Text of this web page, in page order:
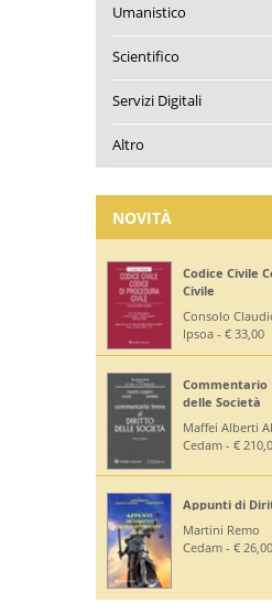
Umanistico
Scientifico
Servizi Digitali
Altro
NOVITÀ
Codice Civile
Civile
Consolo
Ipsoa - € 33,00
Commentario
delle Società
Maffei Alberti
Cedam - €
Appunti di
Martini Remo
Cedam - € 26,00